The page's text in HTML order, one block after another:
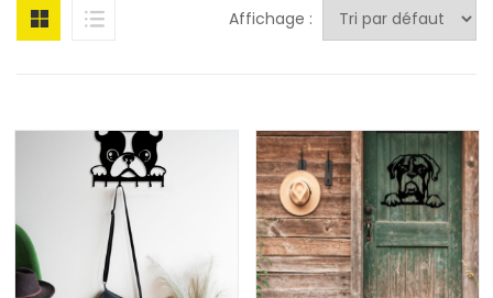
Affichage :